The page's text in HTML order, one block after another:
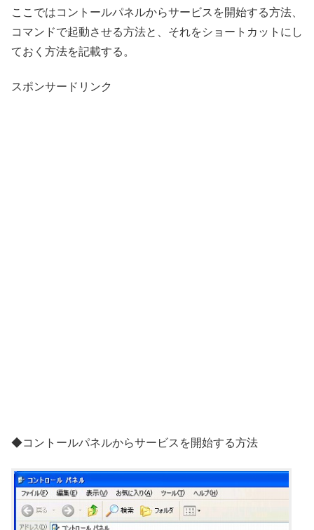
ここではコントールパネルからサービスを開始する方法、
コマンドで起動させる方法と、それをショートカットにし
ておく方法を記載する。
スポンサードリンク
◆コントールパネルからサービスを開始する方法